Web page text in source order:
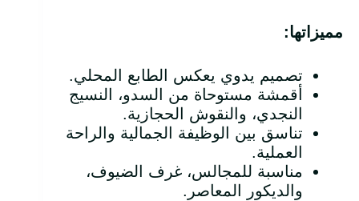
مميزاتها:
تصميم يدوي يعكس الطابع المحلي.
أقمشة مستوحاة من السدو، النسيج
النجدي، والنقوش الحجازية.
تناسق بين الوظيفة الجمالية والراحة
العملية.
مناسبة للمجالس، غرف الضيوف،
والديكور المعاصر.